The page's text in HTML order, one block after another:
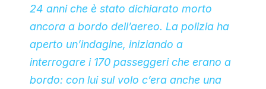
24 anni che è stato dichiarato morto
ancora a bordo dell’aereo. La polizia ha
aperto un’indagine, iniziando a
interrogare i 170 passeggeri che erano a
bordo: con lui sul volo c’era anche una